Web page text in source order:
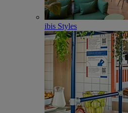
ibis Styles